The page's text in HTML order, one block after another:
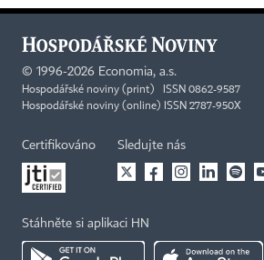
© 1996-2026 Economia, a.s.
Hospodářské noviny (print) ISSN 0862-9587
Hospodářské noviny (online) ISSN 2787-950X
Certifikováno Sledujte nás
Stáhněte si aplikaci HN